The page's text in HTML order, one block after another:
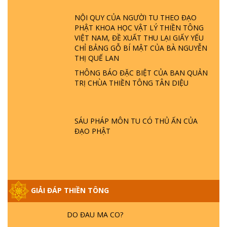
NỘI QUY CỦA NGƯỜI TU THEO ĐẠO
PHẬT KHOA HỌC VẬT LÝ THIỀN TÔNG
VIỆT NAM, ĐỀ XUẤT THU LẠI GIẤY YẾU
CHỈ BẢNG GỖ BÍ MẬT CỦA BÀ NGUYỄN
THỊ QUẾ LAN
THÔNG BÁO ĐẶC BIỆT CỦA BAN QUẢN
TRỊ CHÙA THIỀN TÔNG TÂN DIỆU
SÁU PHÁP MÔN TU CÓ THỦ ẤN CỦA
ĐẠO PHẬT
GIẢI ĐÁP THIỀN TÔNG
LÀ AI? QUỶ SA TĂNG? | TTTD
GIẢI ĐÁP THIỀN TÔNG ĐẶC BIỆT P22 - TẠI
SAO TRÁI ĐẤT NHIỀU THIÊN TAI - LŨ LỤT
- HỎA HOẠN | TTTD
GIẢI ĐÁP THIỀN TÔNG ĐẶC BIỆT PHẦN 20